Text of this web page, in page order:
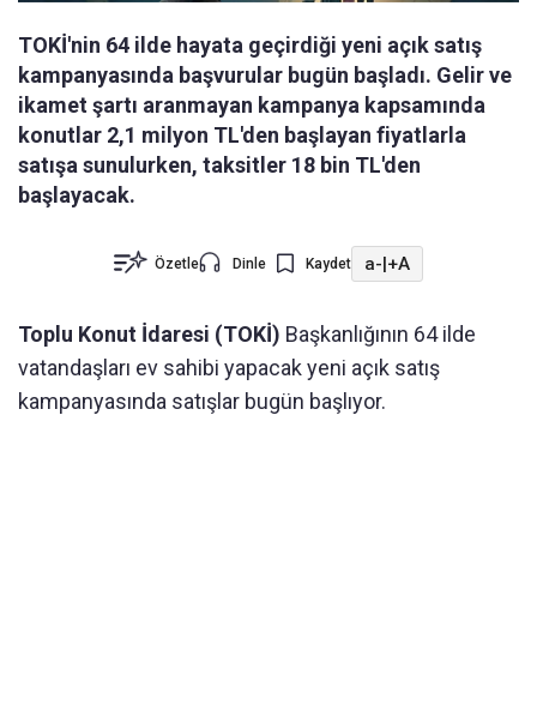
TOKİ'nin 64 ilde hayata geçirdiği yeni açık satış
kampanyasında başvurular bugün başladı. Gelir ve
ikamet şartı aranmayan kampanya kapsamında
konutlar 2,1 milyon TL'den başlayan fiyatlarla
satışa sunulurken, taksitler 18 bin TL'den
başlayacak.
Özetle Dinle Kaydet a-|+A
Toplu Konut İdaresi (TOKİ) Başkanlığının 64 ilde
vatandaşları ev sahibi yapacak yeni açık satış
kampanyasında satışlar bugün başlıyor.